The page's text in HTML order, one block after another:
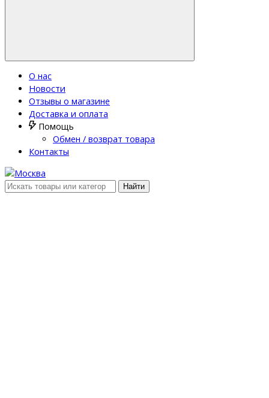
О нас
Новости
Отзывы о магазине
Доставка и оплата
Помощь
Обмен / возврат товара
Контакты
Найти